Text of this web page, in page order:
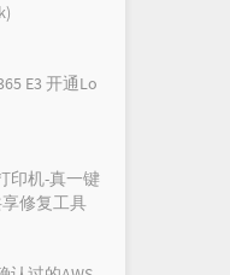
E3 开通Lo
印机-真一键
修复工具